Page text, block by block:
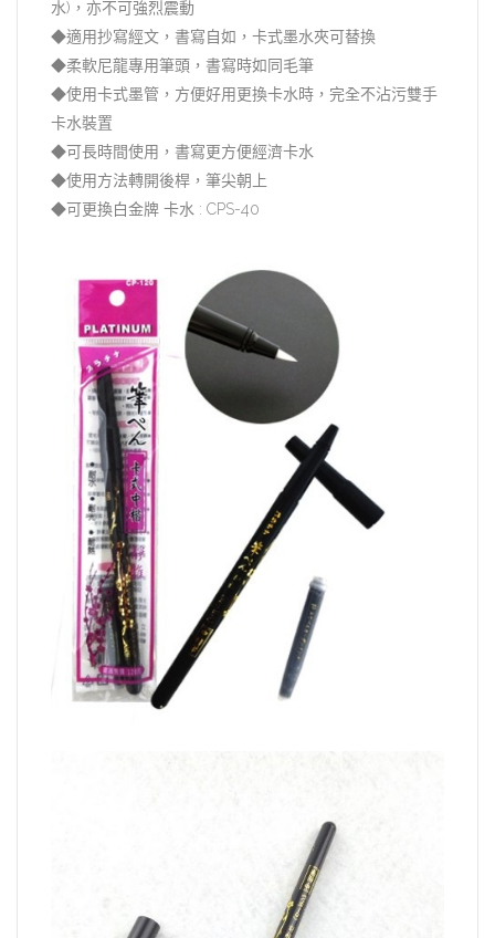
水)，亦不可強烈震動
◆適用抄寫經文，書寫自如，卡式墨水夾可替換
◆柔軟尼龍專用筆頭，書寫時如同毛筆
◆使用卡式墨管，方便好用更換卡水時，完全不沾污雙手
卡水裝置
◆可長時間使用，書寫更方便經濟卡水
◆使用方法轉開後桿，筆尖朝上
◆可更換白金牌 卡水 : CPS-40